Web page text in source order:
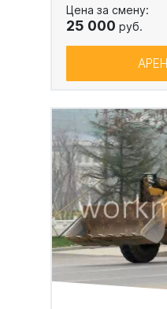
Цена за смену:
25 000 руб.